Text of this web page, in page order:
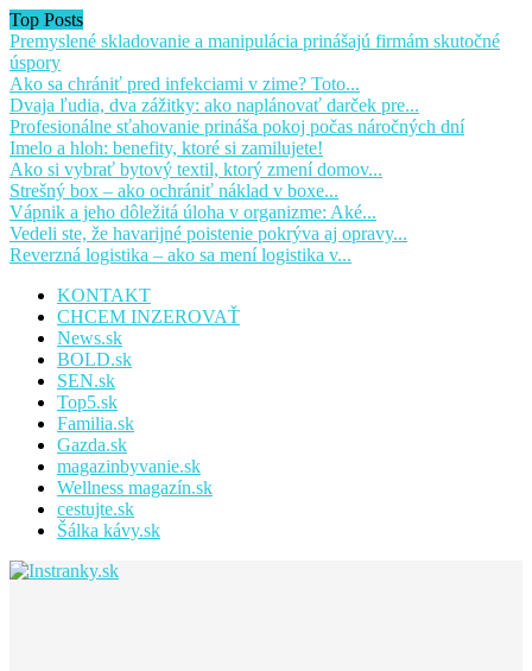
Top Posts
Premyslené skladovanie a manipulácia prinášajú firmám skutočné
úspory
Ako sa chrániť pred infekciami v zime? Toto...
Dvaja ľudia, dva zážitky: ako naplánovať darček pre...
Profesionálne sťahovanie prináša pokoj počas náročných dní
Imelo a hloh: benefity, ktoré si zamilujete!
Ako si vybrať bytový textil, ktorý zmení domov...
Strešný box – ako ochrániť náklad v boxe...
Vápnik a jeho dôležitá úloha v organizme: Aké...
Vedeli ste, že havarijné poistenie pokrýva aj opravy...
Reverzná logistika – ako sa mení logistika v...
KONTAKT
CHCEM INZEROVAŤ
News.sk
BOLD.sk
SEN.sk
Top5.sk
Familia.sk
Gazda.sk
magazinbyvanie.sk
Wellness magazín.sk
cestujte.sk
Šálka kávy.sk